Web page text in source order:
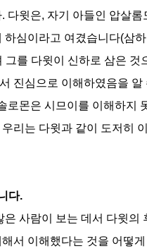
. 다윗은, 자기 아들인 압살롬
하심이라고 여겼습니다(삼하
그를 다윗이 신하로 삼은 것
진심으로 이해하였음을
로몬은 시므이를 이해하지
우리는 다윗과 같이 도저히
다.
사람이 보는 데서 다윗의
서 이해했다는 것을 어떻